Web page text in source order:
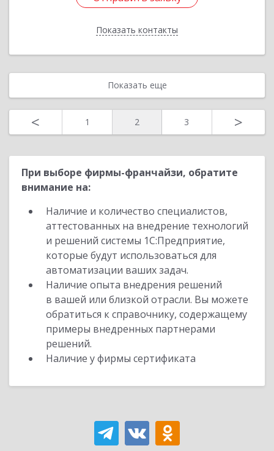
Показать контакты
Назад
Показать еще
< 1 2 3 >
При выборе фирмы-франчайзи, обратите
внимание на:
Наличие и количество специалистов,
аттестованных на внедрение технологий
и решений системы 1С:Предприятие,
которые будут использоваться для
автоматизации ваших задач.
Наличие опыта внедрения решений
в вашей или близкой отрасли. Вы можете
обратиться к справочнику, содержащему
примеры внедренных партнерами
решений.
Наличие у фирмы сертификата